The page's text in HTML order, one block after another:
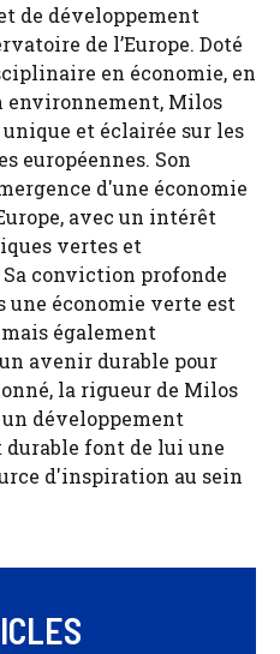
de développement
de l’Europe. Doté
en économie, en
environnement, Milos
et éclairée sur les
européennes. Son
d'une économie
avec un intérêt
vertes et
conviction profonde
économie verte est
également
avenir durable pour
la rigueur de Milos
développement
font de lui une
d'inspiration au sein